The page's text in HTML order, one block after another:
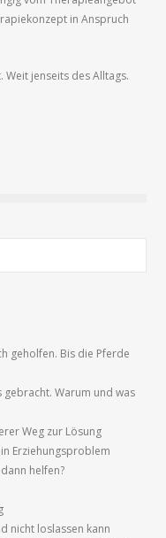
in Anspruch
jenseits des Alltags.
geholfen. Bis die Pferde
gebracht. Warum und was
Weg zur Lösung
Erziehungsproblem
helfen?
nicht loslassen kann